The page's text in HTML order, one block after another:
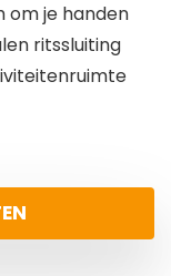
om je handen
ritssluiting